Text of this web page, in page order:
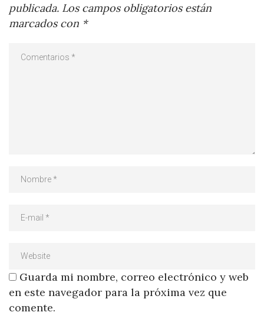
publicada. Los campos obligatorios están
marcados con *
Guarda mi nombre, correo electrónico y web
en este navegador para la próxima vez que
comente.